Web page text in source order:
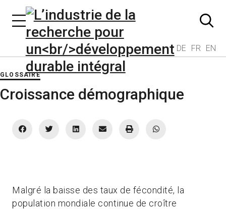
DE FR EN
GLOSSAIRE
Croissance démographique
Malgré la baisse des taux de fécondité, la
population mondiale continue de croître